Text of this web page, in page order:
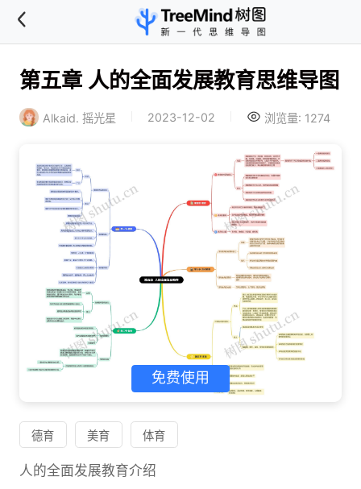
第五章 人的全面发展教育思维导图
Alkaid. 摇光星 2023-12-02 浏览量: 1274
免费使用
德育 美育 体育
人的全面发展教育介绍